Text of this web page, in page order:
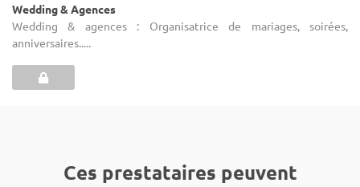
Wedding & Agences
Wedding & agences : Organisatrice de mariages, soirées,
anniversaires.....
Ces prestataires peuvent